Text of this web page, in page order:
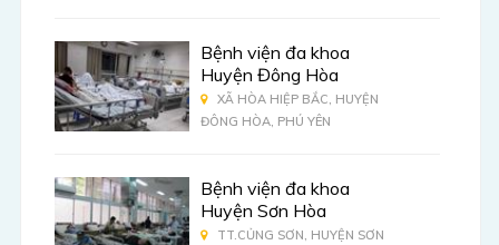
Bệnh viện đa khoa
Huyện Đông Hòa
XÃ HÒA HIỆP BẮC, HUYỆN
ĐÔNG HÒA, PHÚ YÊN
Bệnh viện đa khoa
Huyện Sơn Hòa
TT.CỦNG SƠN, HUYỆN SƠN